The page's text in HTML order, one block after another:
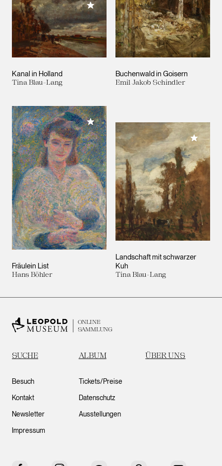
Kanal in Holland
Tina Blau-Lang
Meiner Sammlung hinzufügen
Buchenwald in Goisern
Emil Jakob Schindler
Fräulein List
Hans Böhler
Meiner Sammlung hinzufügen
Landschaft mit schwarzer
Kuh
Tina Blau-Lang
Meiner
ONLINE
SAMMLUNG
SUCHE ALBUM ÜBER UNS
Besuch
Kontakt
Newsletter
Impressum
Tickets/Preise
Datenschutz
Ausstellungen